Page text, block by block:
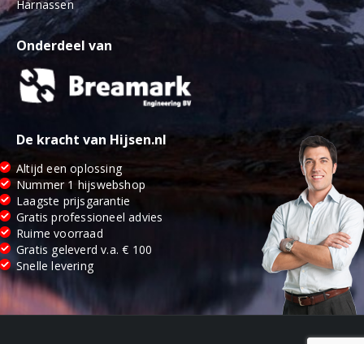
Harnassen
Onderdeel van
De kracht van Hijsen.nl
Altijd een oplossing
Nummer 1 hijswebshop
Laagste prijsgarantie
Gratis professioneel advies
Ruime voorraad
Gratis geleverd v.a. € 100
Snelle levering